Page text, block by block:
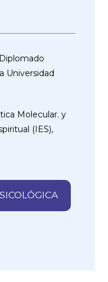
Universidad
Molecular. y
(IES),